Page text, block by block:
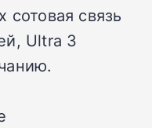
сотовая связь
Ultra 3